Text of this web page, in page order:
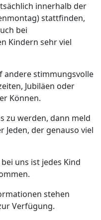
innerhalb der
stattfinden,
bei
Kindern sehr viel
andere stimmungsvolle
Jubiläen oder
Können.
zu werden, dann meld
Jeden, der genauso viel
uns ist jedes Kind
stehen
Verfügung.